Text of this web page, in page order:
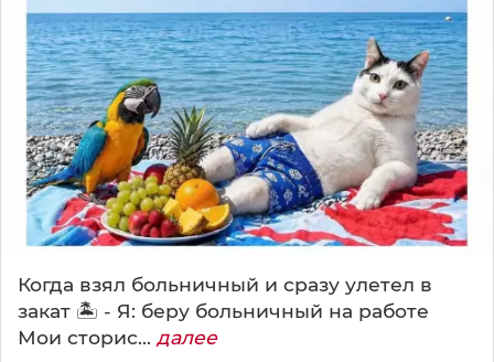
Когда взял больничный и сразу улетел в
закат 🏝️ - Я: беру больничный на работе
Мои сторис... далее